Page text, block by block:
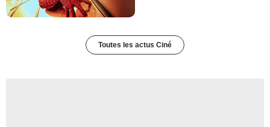
Toutes les actus Ciné